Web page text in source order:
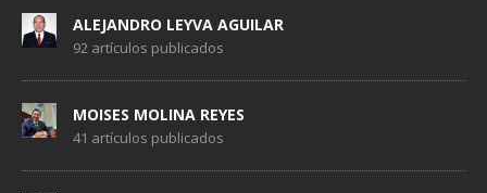
ALEJANDRO LEYVA AGUILAR
92 artículos publicados
MOISES MOLINA REYES
41 artículos publicados